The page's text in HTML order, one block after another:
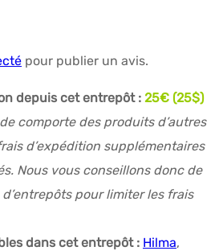
pour publier un avis.
depuis cet entrepôt : 25€ (25$)
comporte des produits d’autres
d’expédition supplémentaires
Nous vous conseillons donc de
pour limiter les frais
dans cet entrepôt : Hilma,